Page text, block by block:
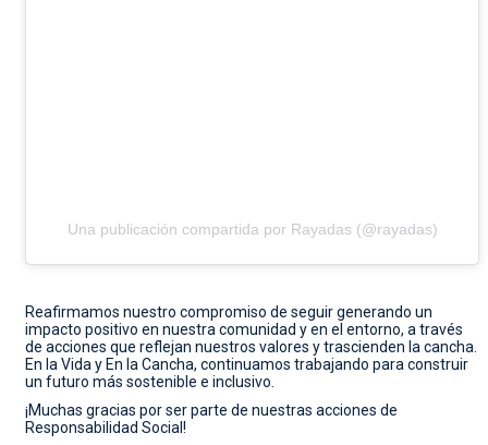
Una publicación compartida por Rayadas (@rayadas)
Reafirmamos nuestro compromiso de seguir generando un
impacto positivo en nuestra comunidad y en el entorno, a través
de acciones que reflejan nuestros valores y trascienden la cancha.
En la Vida y En la Cancha, continuamos trabajando para construir
un futuro más sostenible e inclusivo.
¡Muchas gracias por ser parte de nuestras acciones de
Responsabilidad Social!